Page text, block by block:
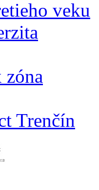
veku
zóna
Trenčín